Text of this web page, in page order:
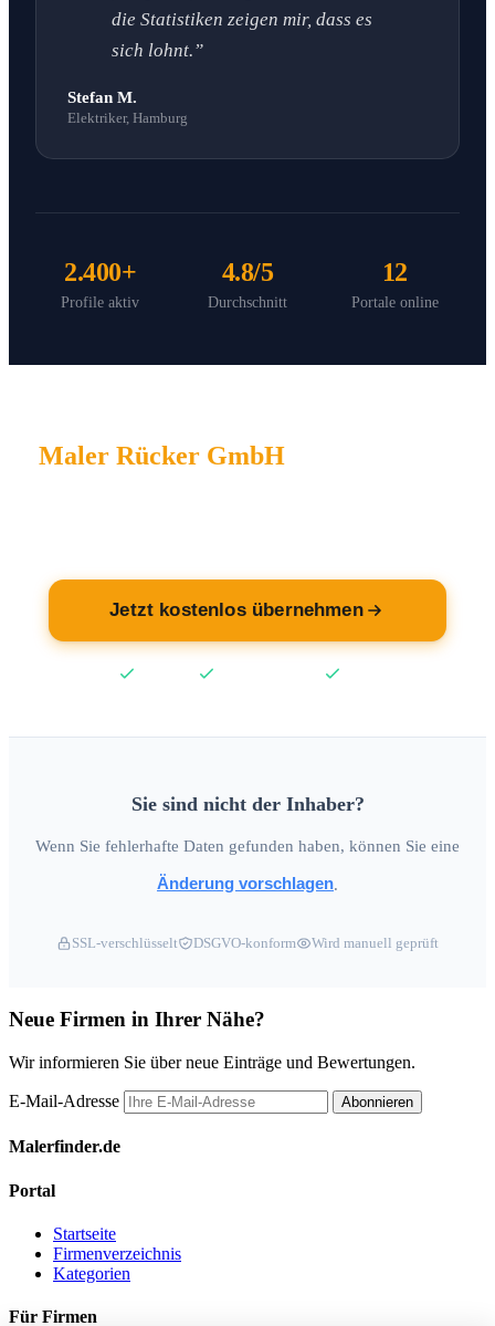
die Statistiken zeigen mir, dass es
sich lohnt.”
Stefan M.
Elektriker, Hamburg
2.400+
Profile aktiv
4.8/5
Durchschnitt
12
Portale online
Maler Rücker GmbH
Jetzt kostenlos übernehmen
Sie sind nicht der Inhaber?
Wenn Sie fehlerhafte Daten gefunden haben, können Sie eine
Änderung vorschlagen
SSL-verschlüsselt DSGVO-konform Wird manuell geprüft
Neue Firmen in Ihrer Nähe?
Wir informieren Sie über neue Einträge und Bewertungen.
E-Mail-Adresse Abonnieren
Malerfinder.de
Portal
Startseite
Firmenverzeichnis
Kategorien
Für Firmen